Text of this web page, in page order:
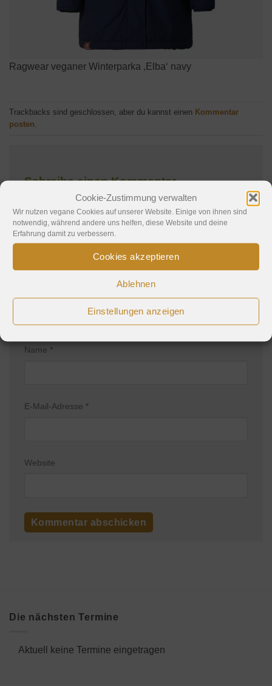
Cookie-Zustimmung verwalten
Wir nutzen vegane Cookies auf unserer Website. Einige von ihnen sind
notwendig, während andere uns helfen, diese Website und deine
Erfahrung damit zu verbessern.
Cookies akzeptieren
Ablehnen
Einstellungen anzeigen
Ragwear veganer Winterparka ‚Elba‘ navy
Trackbacks sind geschlossen, aber du kannst einen Kommentar
posten
Schreibe einen Kommentar
Deine E-Mail-Adresse wird nicht veröffentlicht.
Erforderliche Felder sind mit*markiert
Kommentar*
Name *
E-Mail-Adresse *
Website
Die nächsten Termine
Aktuell keine Termine eingetragen